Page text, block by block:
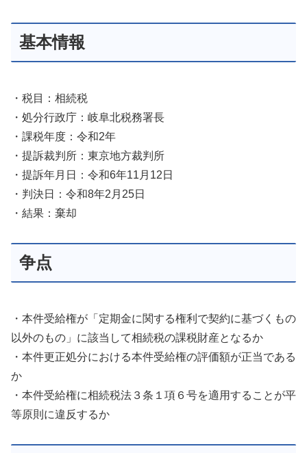
基本情報
・税目：相続税
・処分行政庁：岐阜北税務署長
・課税年度：令和2年
・提訴裁判所：東京地方裁判所
・提訴年月日：令和6年11月12日
・判決日：令和8年2月25日
・結果：棄却
争点
・本件受給権が「定期金に関する権利で契約に基づくもの
以外のもの」に該当して相続税の課税財産となるか
・本件更正処分における本件受給権の評価額が正当である
か
・本件受給権に相続税法３条１項６号を適用することが平
等原則に違反するか